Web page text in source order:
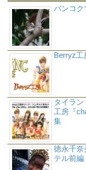
バンコク
Berryz工
タイラ
工房『
集
徳永千奈
テル前編